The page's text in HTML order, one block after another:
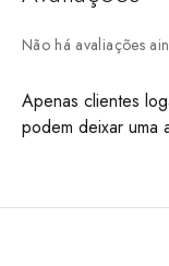
Não há avaliações
Apenas clientes
podem deixar uma